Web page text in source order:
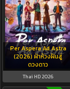
Per Aspera Ad Astra
(2026) ฝ่าห้วงฝันสู่
ดวงดาว
Thai HD 2026